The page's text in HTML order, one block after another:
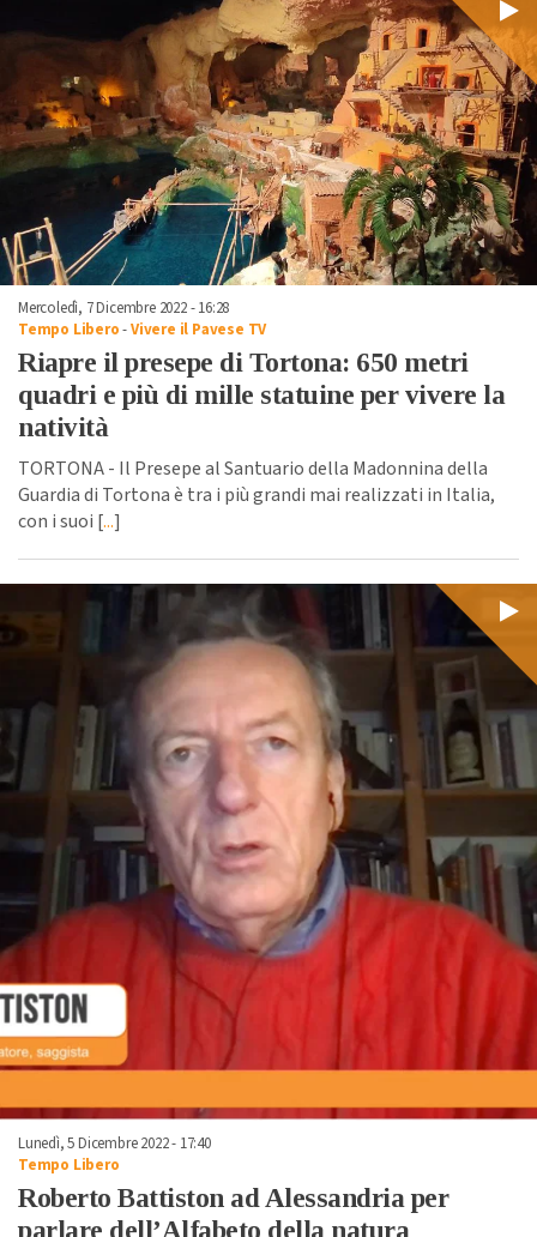
Mercoledì, 7 Dicembre 2022 - 16:28
Tempo Libero-Vivere il Pavese TV
Riapre il presepe di Tortona: 650 metri
quadri e più di mille statuine per vivere la
natività
TORTONA - Il Presepe al Santuario della Madonnina della
Guardia di Tortona è tra i più grandi mai realizzati in Italia,
con i suoi [...]
Lunedì, 5 Dicembre 2022 - 17:40
Tempo Libero
Roberto Battiston ad Alessandria per
parlare dell’Alfabeto della natura